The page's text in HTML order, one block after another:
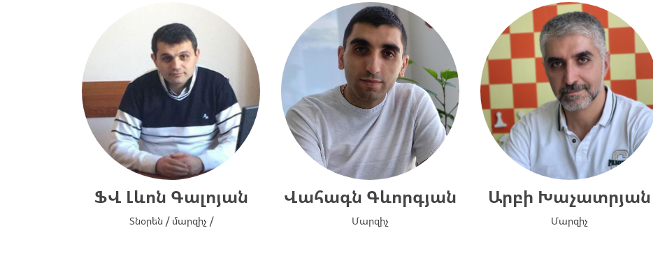
ՖՎ Լևոն Գալոյան
Տնօրեն / մարզիչ /
Վահագն Գևորգյան
Մարզիչ
Արբի Խաչատրյան
Մարզիչ